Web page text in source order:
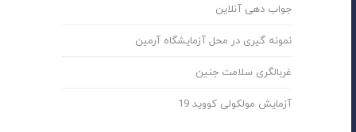
جواب دهی آنلاین
نمونه گیری در محل آزمایشگاه آرمین
غربالگری سلامت جنین
آزمایش مولکولی کووید 19